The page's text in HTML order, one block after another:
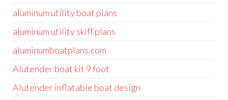
aluminum utility boat plans
aluminum utility skiff plans
aluminumboatplans.com
Alutender boat kit 9 foot
Alutender inflatable boat design